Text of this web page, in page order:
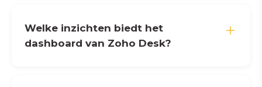
Welke inzichten biedt het
dashboard van Zoho Desk?